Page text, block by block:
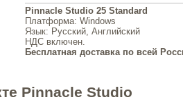
Pinnacle Studio 25 Standard
Платформа: Windows
Язык: Русский, Английский
НДС включен.
Бесплатная доставка по всей
Pinnacle Studio